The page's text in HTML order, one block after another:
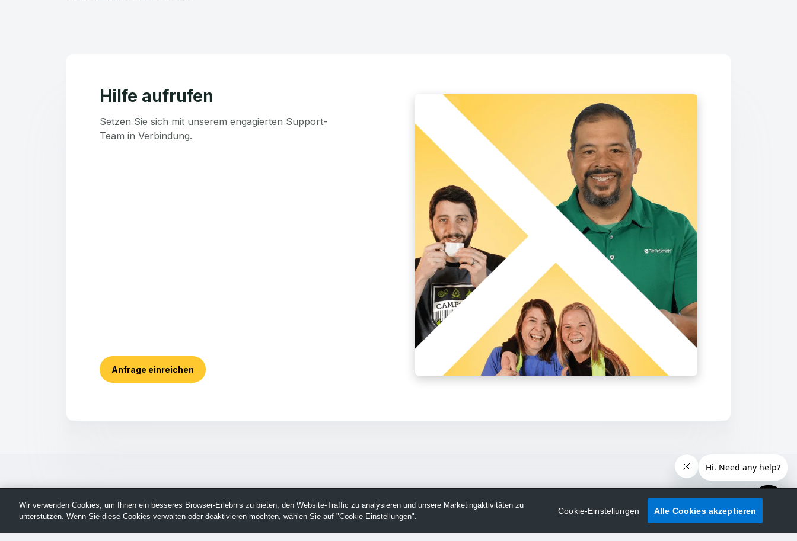
Hilfe aufrufen
Setzen Sie sich mit unserem engagierten Support-
Team in Verbindung.
Anfrage einreichen
Wir verwenden Cookies, um Ihnen ein besseres Browser-Erlebnis zu bieten, den Website-Traffic zu analysieren und unsere Marketingaktivitäten zu
unterstützen. Wenn Sie diese Cookies verwalten oder deaktivieren möchten, wählen Sie auf "Cookie-Einstellungen".
Cookie-Einstellungen Alle Cookies akzeptieren